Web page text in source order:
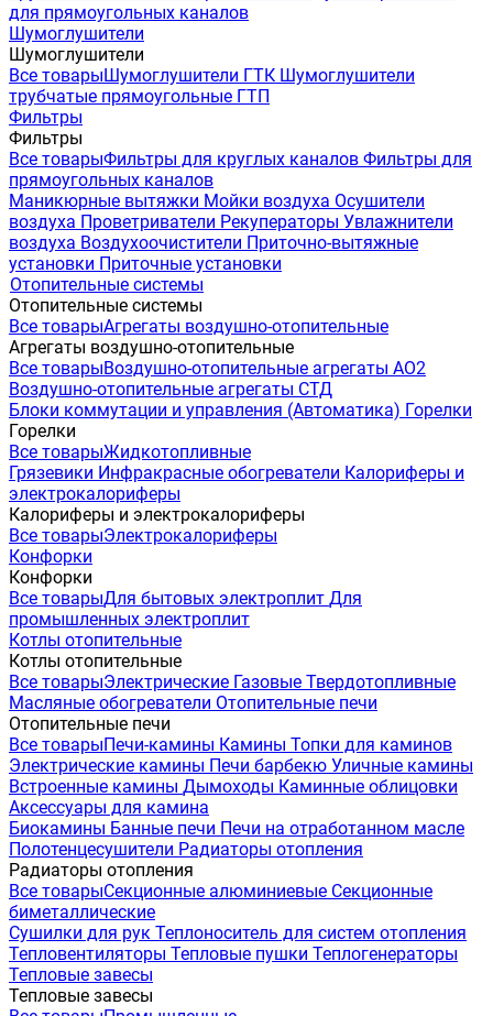
для прямоугольных каналов
Шумоглушители
Шумоглушители
Все товарыШумоглушители ГТК Шумоглушители
трубчатые прямоугольные ГТП
Фильтры
Фильтры
Все товарыФильтры для круглых каналов Фильтры для
прямоугольных каналов
Маникюрные вытяжки Мойки воздуха Осушители
воздуха Проветриватели Рекуператоры Увлажнители
воздуха Воздухоочистители Приточно-вытяжные
установки Приточные установки
Отопительные системы
Отопительные системы
Все товарыАгрегаты воздушно-отопительные
Агрегаты воздушно-отопительные
Все товарыВоздушно-отопительные агрегаты АО2
Воздушно-отопительные агрегаты СТД
Блоки коммутации и управления (Автоматика) Горелки
Горелки
Все товарыЖидкотопливные
Грязевики Инфракрасные обогреватели Калориферы и
электрокалориферы
Калориферы и электрокалориферы
Все товарыЭлектрокалориферы
Конфорки
Конфорки
Все товарыДля бытовых электроплит Для
промышленных электроплит
Котлы отопительные
Котлы отопительные
Все товарыЭлектрические Газовые Твердотопливные
Масляные обогреватели Отопительные печи
Отопительные печи
Все товарыПечи-камины Камины Топки для каминов
Электрические камины Печи барбекю Уличные камины
Встроенные камины Дымоходы Каминные облицовки
Аксессуары для камина
Биокамины Банные печи Печи на отработанном масле
Полотенцесушители Радиаторы отопления
Радиаторы отопления
Все товарыСекционные алюминиевые Секционные
биметаллические
Сушилки для рук Теплоноситель для систем отопления
Тепловентиляторы Тепловые пушки Теплогенераторы
Тепловые завесы
Тепловые завесы